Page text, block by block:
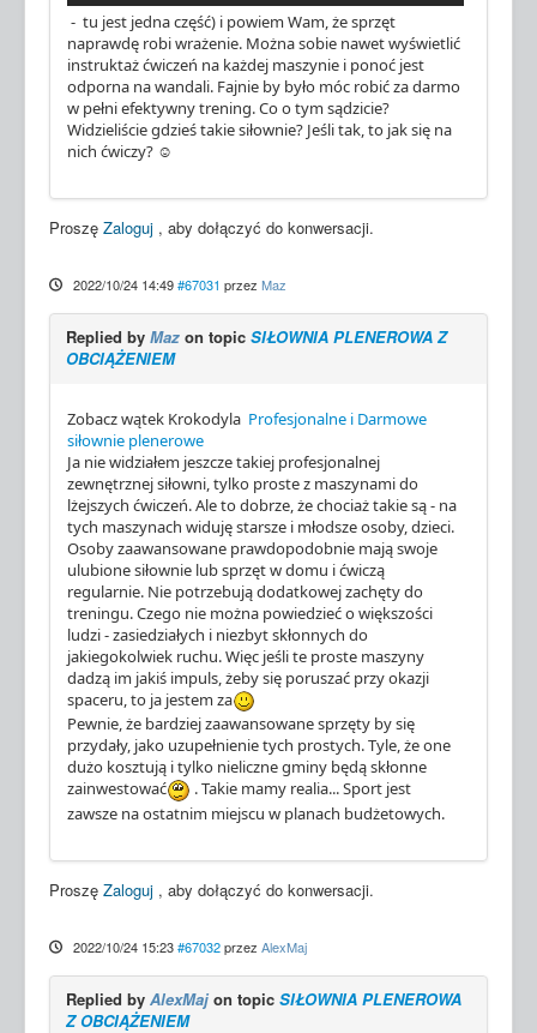
- tu jest jedna część) i powiem Wam, że sprzęt
naprawdę robi wrażenie. Można sobie nawet wyświetlić
instruktaż ćwiczeń na każdej maszynie i ponoć jest
odporna na wandali. Fajnie by było móc robić za darmo
w pełni efektywny trening. Co o tym sądzicie?
Widzieliście gdzieś takie siłownie? Jeśli tak, to jak się na
nich ćwiczy? ☺️
Proszę Zaloguj , aby dołączyć do konwersacji.
2022/10/24 14:49 #67031 przez Maz
Replied by Maz on topic SIŁOWNIA PLENEROWA Z
OBCIĄŻENIEM
Zobacz wątek Krokodyla Profesjonalne i Darmowe
siłownie plenerowe
Ja nie widziałem jeszcze takiej profesjonalnej
zewnętrznej siłowni, tylko proste z maszynami do
lżejszych ćwiczeń. Ale to dobrze, że chociaż takie są - na
tych maszynach widuję starsze i młodsze osoby, dzieci.
Osoby zaawansowane prawdopodobnie mają swoje
ulubione siłownie lub sprzęt w domu i ćwiczą
regularnie. Nie potrzebują dodatkowej zachęty do
treningu. Czego nie można powiedzieć o większości
ludzi - zasiedziałych i niezbyt skłonnych do
jakiegokolwiek ruchu. Więc jeśli te proste maszyny
dadzą im jakiś impuls, żeby się poruszać przy okazji
spaceru, to ja jestem za
Pewnie, że bardziej zaawansowane sprzęty by się
przydały, jako uzupełnienie tych prostych. Tyle, że one
dużo kosztują i tylko nieliczne gminy będą skłonne
zainwestować
. Takie mamy realia... Sport jest
zawsze na ostatnim miejscu w planach budżetowych.
Proszę Zaloguj , aby dołączyć do konwersacji.
2022/10/24 15:23 #67032 przez AlexMaj
Replied by AlexMaj on topic SIŁOWNIA PLENEROWA
Z OBCIĄŻENIEM